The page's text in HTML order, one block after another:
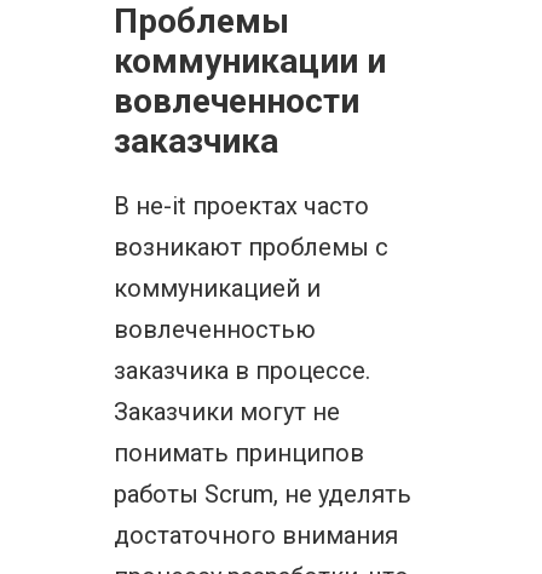
Проблемы
коммуникации и
вовлеченности
заказчика
В не-it проектах часто
возникают проблемы с
коммуникацией и
вовлеченностью
заказчика в процессе.
Заказчики могут не
понимать принципов
работы Scrum, не уделять
достаточного внимания